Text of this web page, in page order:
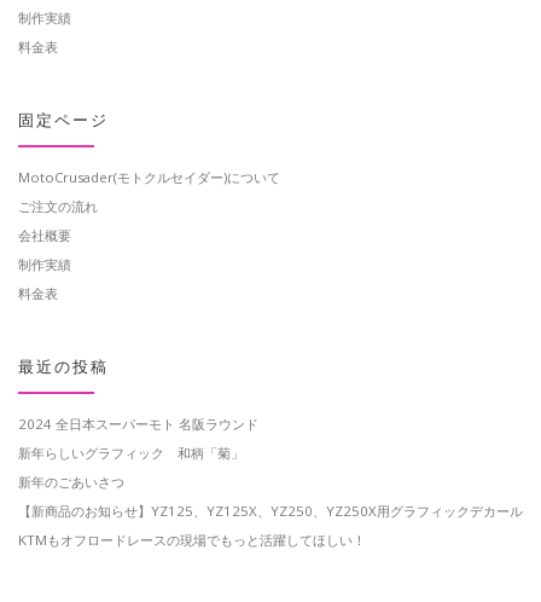
制作実績
料金表
固定ページ
MotoCrusader(モトクルセイダー)について
ご注文の流れ
会社概要
制作実績
料金表
最近の投稿
2024 全日本スーパーモト 名阪ラウンド
新年らしいグラフィック 和柄「菊」
新年のごあいさつ
【新商品のお知らせ】YZ125、YZ125X、YZ250、YZ250X用グラフィックデカール
KTMもオフロードレースの現場でもっと活躍してほしい！